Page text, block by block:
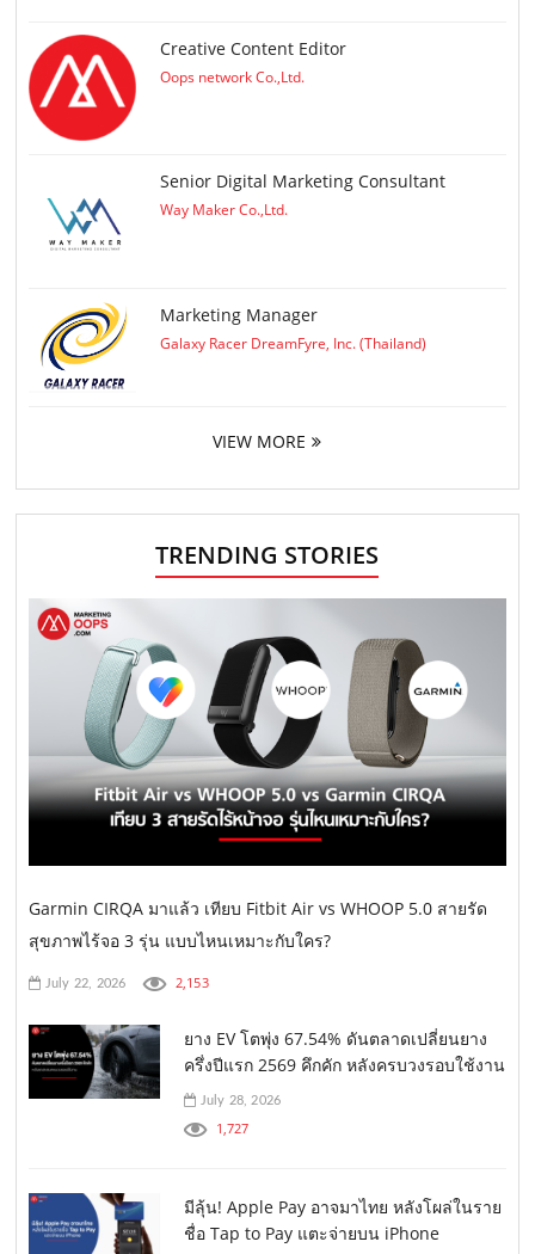
Creative Content Editor
Oops network Co.,Ltd.
Senior Digital Marketing Consultant
Way Maker Co.,Ltd.
Marketing Manager
Galaxy Racer DreamFyre, Inc. (Thailand)
VIEW MORE
TRENDING STORIES
Garmin CIRQA มาแล้ว เทียบ Fitbit Air vs WHOOP 5.0 สายรัด
สุขภาพไร้จอ 3 รุ่น แบบไหนเหมาะกับใคร?
July 22, 2026 2,153
ยาง EV โตพุ่ง 67.54% ดันตลาดเปลี่ยนยาง
ครึ่งปีแรก 2569 คึกคัก หลังครบวงรอบใช้งาน
July 28, 2026
1,727
มีลุ้น! Apple Pay อาจมาไทย หลังโผล่ในราย
ชื่อ Tap to Pay แตะจ่ายบน iPhone